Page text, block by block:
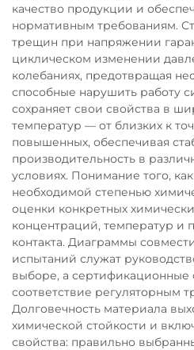
качество продукции и
нормативным требованиям.
трещин при напряжении
циклическом изменении
колебаниях, предотвращая
способные нарушить работу
сохраняет свои свойства в
температур — от близких к
повышенных, обеспечивая
производительность в
условиях. Понимание того,
необходимой степенью
оценки конкретных
концентраций, температур и
контакта. Диаграммы
испытаний служат
выборе, а сертификационные
соответствие регуляторным
Долговечность материала
химической стойкости и
свойства: правильно